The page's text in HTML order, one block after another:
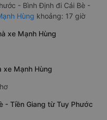
- Bình Định đi Cái Bè -
Hùng khoảng: 17 giờ
xe Mạnh Hùng
xe Mạnh Hùng
- Tiền Giang từ Tuy Phước